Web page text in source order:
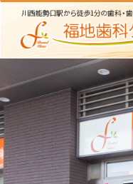
Skip
content